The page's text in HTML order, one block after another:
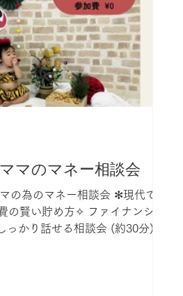
マのマネー相談会
の為のマネー相談会 ✻現代では
の賢い貯め方✧ ファイナンシャ
っかり話せる相談会 (約30分) ↓